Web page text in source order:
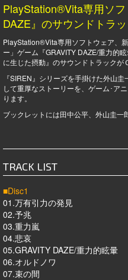
PlayStation®Vita専用ソ
DAZE』のサウンドトラ
PlayStation®Vita専用ソフトウェア、
ー」ゲーム『GRAVITY DAZE/重力的
に生じた摂動』のサウンドトラックが
『SIREN』シリーズを手掛けた外山
して重厚なストーリーを、ゲーム･ア
ります。
ブックレットには田中公平、外山圭一
TRACK LIST
■Disc1
01.万有引力の発見
02.予兆
03.重力嵐
04.悲哀
05.GRAVITY DAZE/重力的眩暈
06.オルドノワ
07.束の間